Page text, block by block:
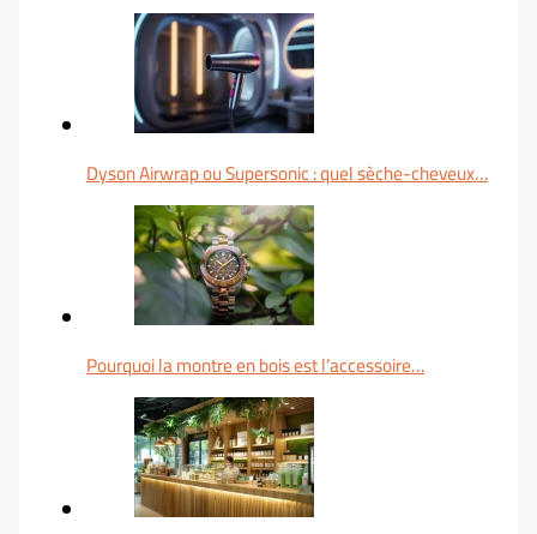
Dyson Airwrap ou Supersonic : quel sèche-cheveux…
Pourquoi la montre en bois est l’accessoire…